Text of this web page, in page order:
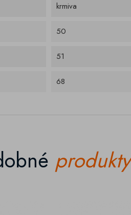
krmiva
50
51
68
produkty